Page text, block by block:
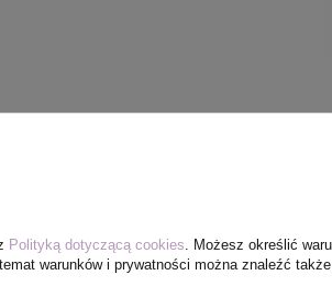
Polityką dotyczącą cookies . Możesz określić
warunków i prywatności można znaleźć